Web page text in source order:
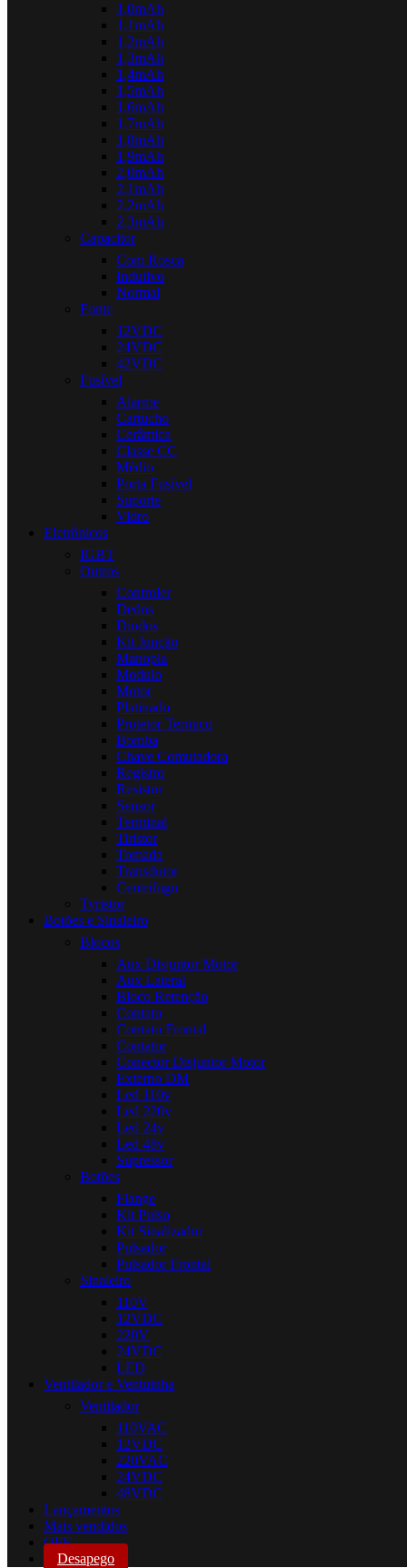
1,0mAh
1,1mAh
1,2mAh
1,3mAh
1,4mAh
1,5mAh
1,6mAh
1,7mAh
1,8mAh
1,9mAh
2,0mAh
2,1mAh
2,2mAh
2,3mAh
Capacitor
Com Rosca
Indutivo
Normal
Fonte
12VDC
24VDC
42VDC
Fusível
Alarme
Cartucho
Cerâmica
Classe CC
Médio
Porta Fusível
Suporte
Vidro
Eletrônicos
IGBT
Outros
Controler
Dedos
Diodos
Kit Junção
Manopla
Modulo
Motor
Platinado
Protetor Termico
Bomba
Chave Comutadora
Registro
Resistor
Sensor
Terminal
Tiristor
Tomada
Transdutor
Centrifugo
Tyristor
Botões e Sinaleiro
Blocos
Aux Disjuntor Motor
Aux Lateral
Bloco Retenção
Contato
Contato Frontal
Contator
Conector Disjuntor Motor
Externo DM
Led 110v
Led 220v
Led 24v
Led 48v
Supressor
Botões
Flange
Kit Pulso
Kit Sinalizador
Pulsador
Pulsador Frontal
Sinaleiro
110V
12VDC
220V
24VDC
LED
Ventilador e Ventuinha
Ventilador
110VAC
12VDC
220VAC
24VDC
48VDC
Lançamentos
Mais vendidos
OFF
Desapego